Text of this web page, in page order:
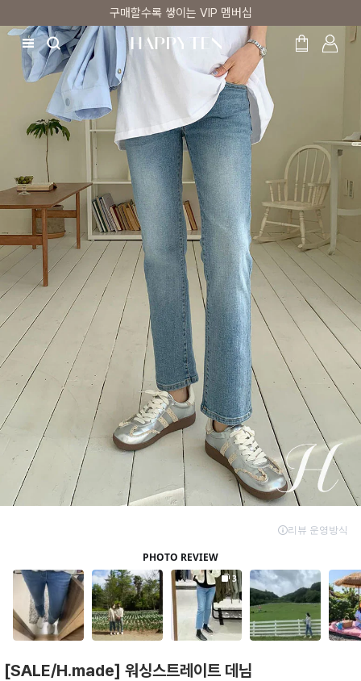
구매할수록 쌓이는 VIP 멤버십
[SALE/H.made] 워싱스트레이트 데님